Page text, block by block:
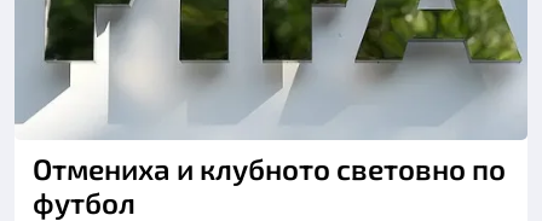
Отмениха и клубното световно по
футбол